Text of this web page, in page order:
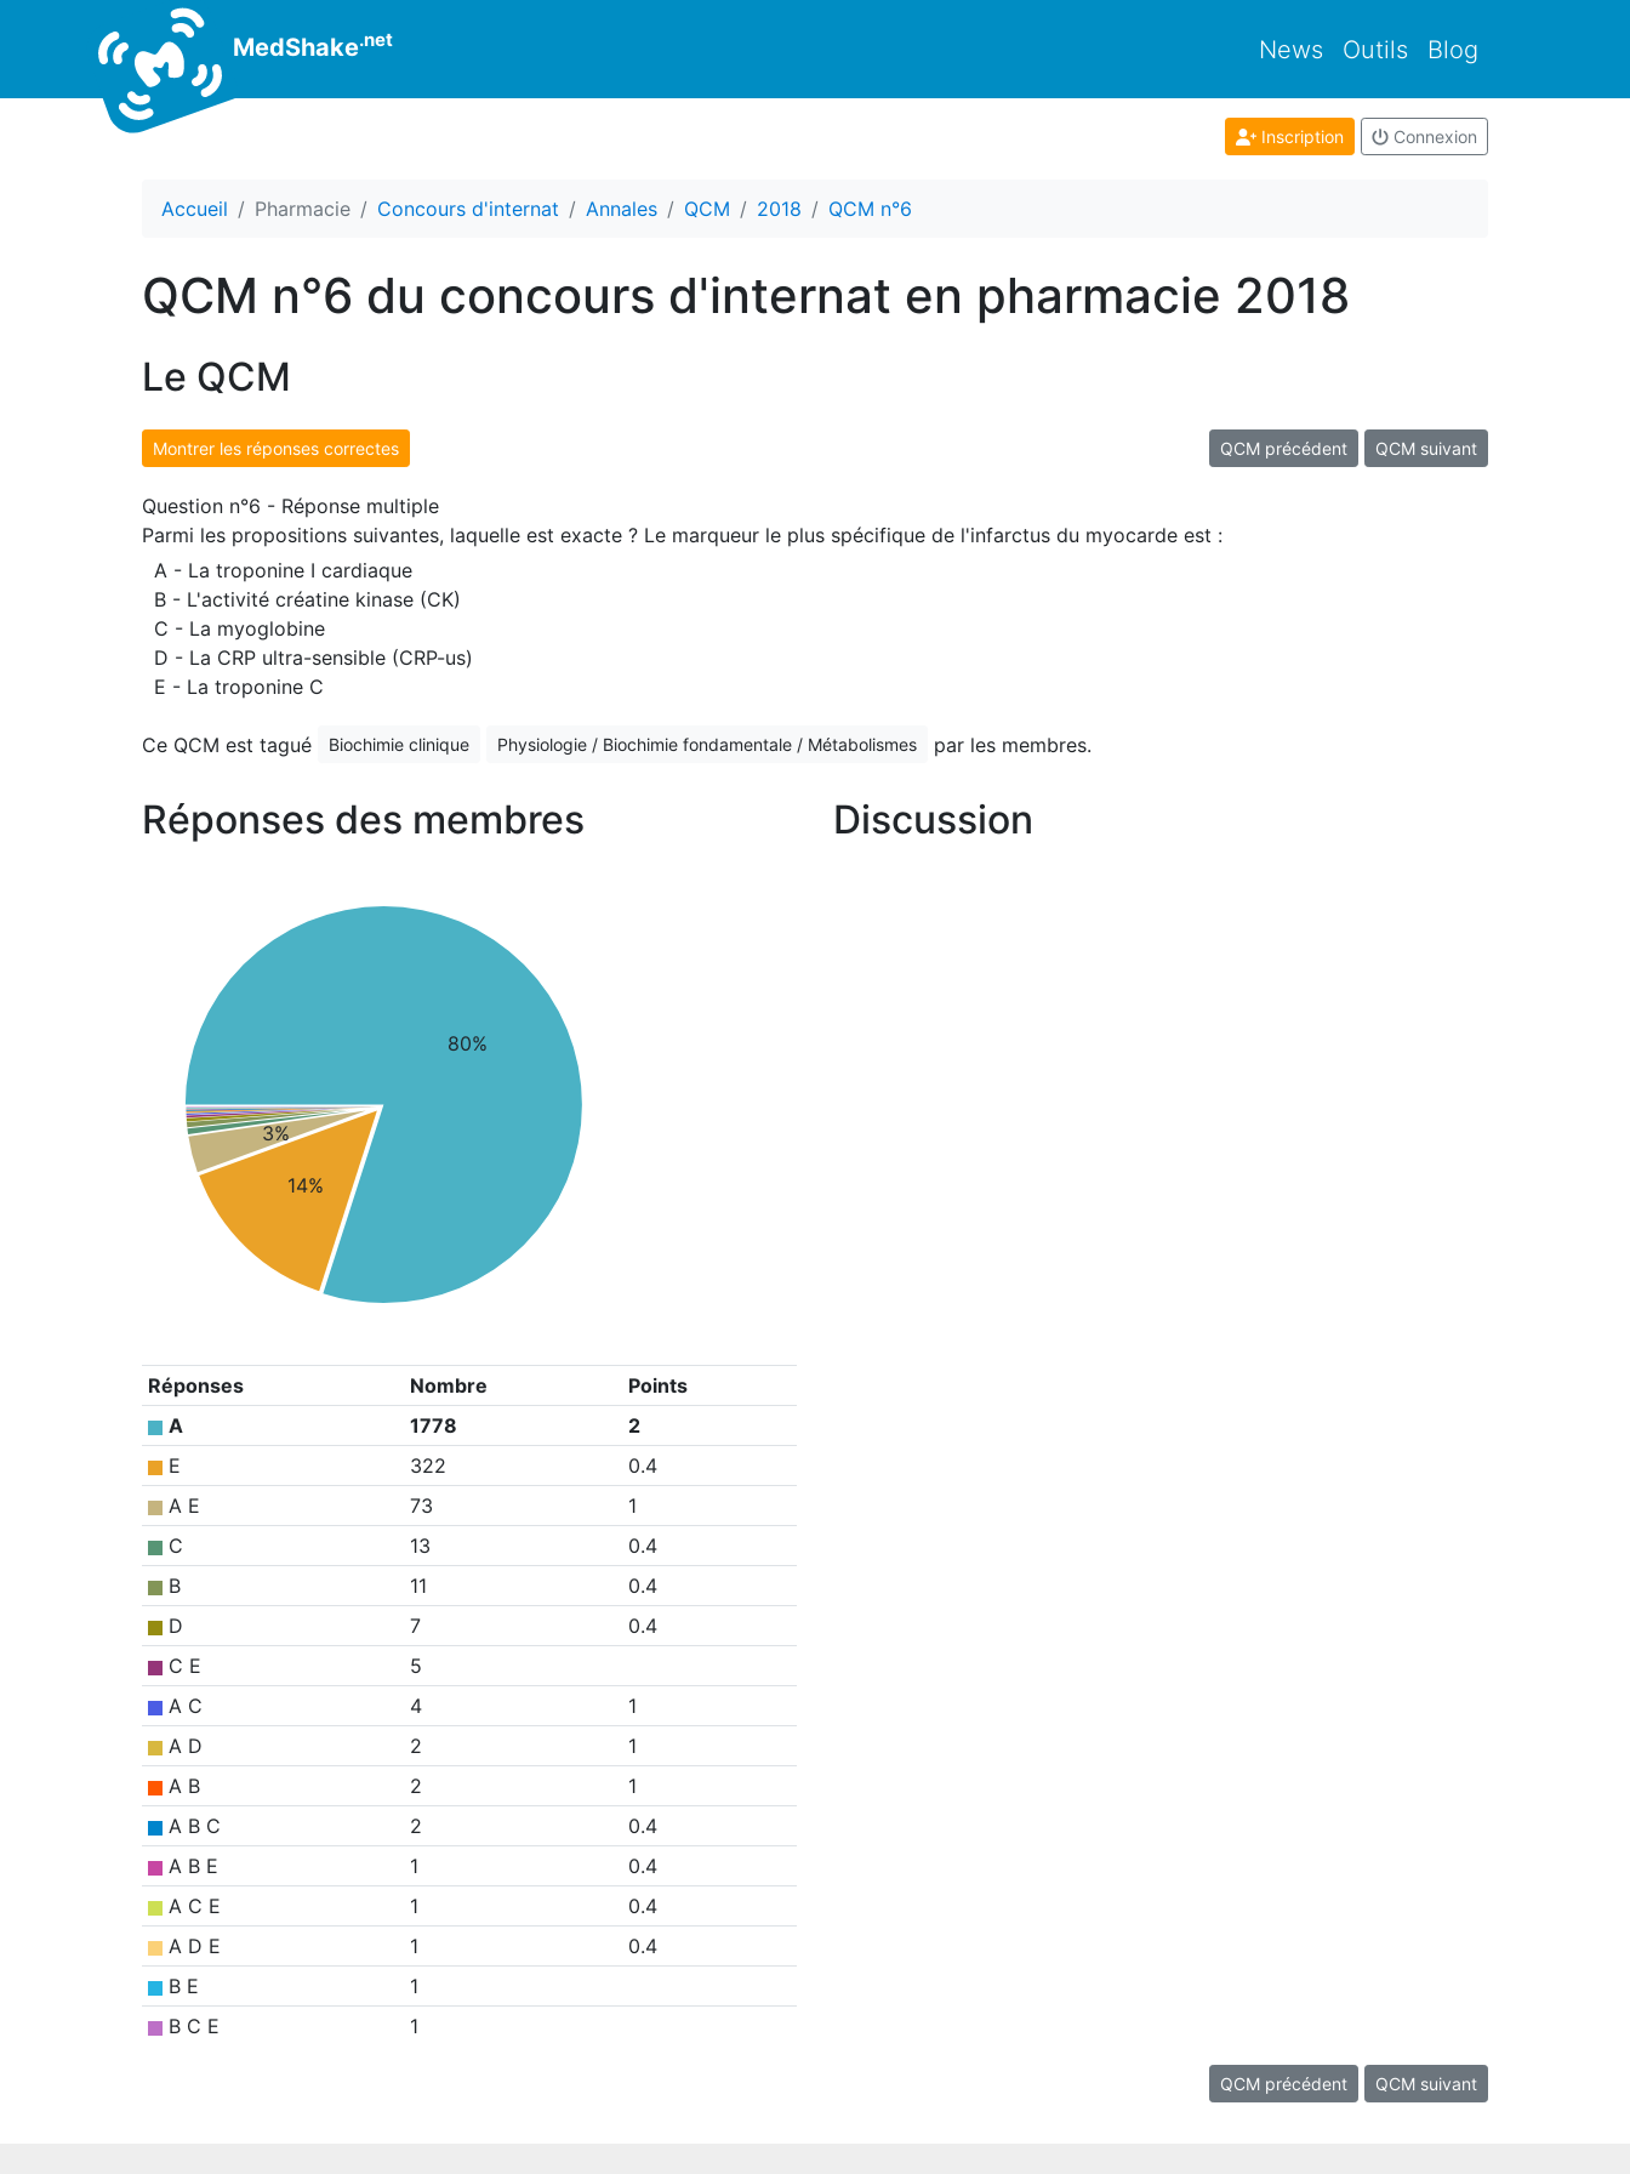
MedShake.net News Outils Blog
Inscription Connexion
Accueil Pharmacie Concours d'internat Annales QCM 2018 QCM n°6
QCM n°6 du concours d'internat en pharmacie 2018
Le QCM
Montrer les réponses correctes QCM précédent QCM suivant
Question n°6 - Réponse multiple
Parmi les propositions suivantes, laquelle est exacte ? Le marqueur le plus spécifique de l'infarctus du myocarde est :
A - La troponine I cardiaque
B - L'activité créatine kinase (CK)
C - La myoglobine
D - La CRP ultra-sensible (CRP-us)
E - La troponine C
Ce QCM est tagué Biochimie clinique Physiologie / Biochimie fondamentale / Métabolismes par les membres.
Réponses des membres
80%
14%
3%
Réponses Nombre
Points
A
1778
2
E
322
0.4
A E
73
1
C
13
0.4
B
11
0.4
D
7
0.4
C E
5
A C
4
1
A D
2
1
A B
2
1
A B C
2
0.4
A B E
1
0.4
A C E
1
0.4
A D E
1
0.4
B E
1
B C E
1
Discussion
QCM précédent QCM suivant